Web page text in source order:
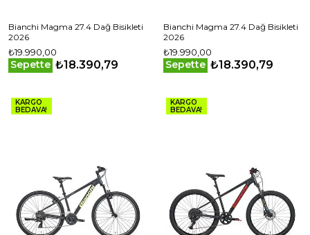
Bianchi Magma 27.4 Dağ Bisikleti
2026
₺19.990,00
Sepette ₺18.390,79
Bianchi Magma 27.4 Dağ Bisikleti
2026
₺19.990,00
Sepette ₺18.390,79
KARGO
BEDAVA!
KARGO
BEDAVA!